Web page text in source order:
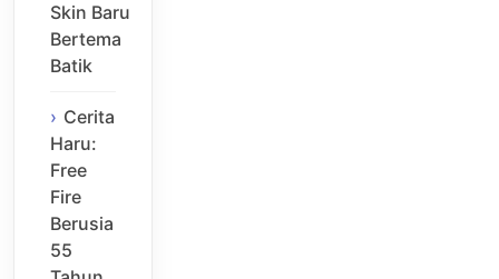
Skin Baru
Bertema
Batik
Cerita
Haru:
Free
Fire
Berusia
55